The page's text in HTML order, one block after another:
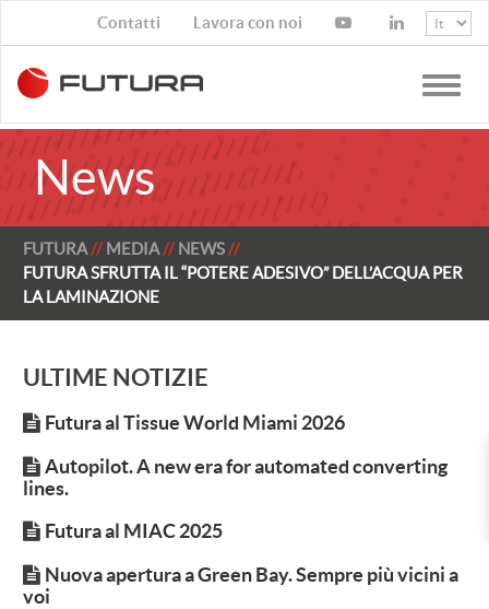
Contatti Lavora con noi
Toggle
News
FUTURA MEDIA
NEWS
FUTURA SFRUTTA IL “POTERE ADESIVO” DELL’ACQUA PER
LA LAMINAZIONE
ULTIME NOTIZIE
Futura al Tissue World Miami 2026
Autopilot. A new era for automated converting
lines.
Futura al MIAC 2025
Nuova apertura a Green Bay. Sempre più vicini a
voi